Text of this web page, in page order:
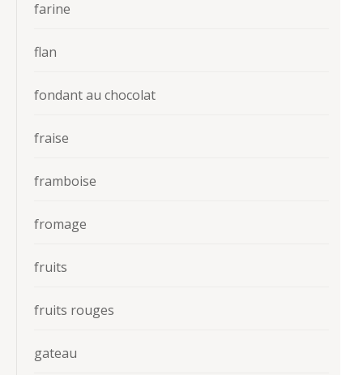
farine
flan
fondant au chocolat
fraise
framboise
fromage
fruits
fruits rouges
gateau